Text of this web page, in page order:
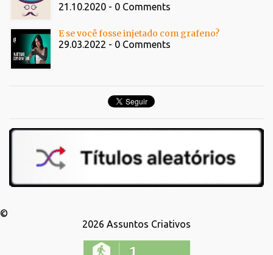
21.10.2020 - 0 Comments
E se você fosse injetado com grafeno?
29.03.2022 - 0 Comments
©
2026 Assuntos Criativos